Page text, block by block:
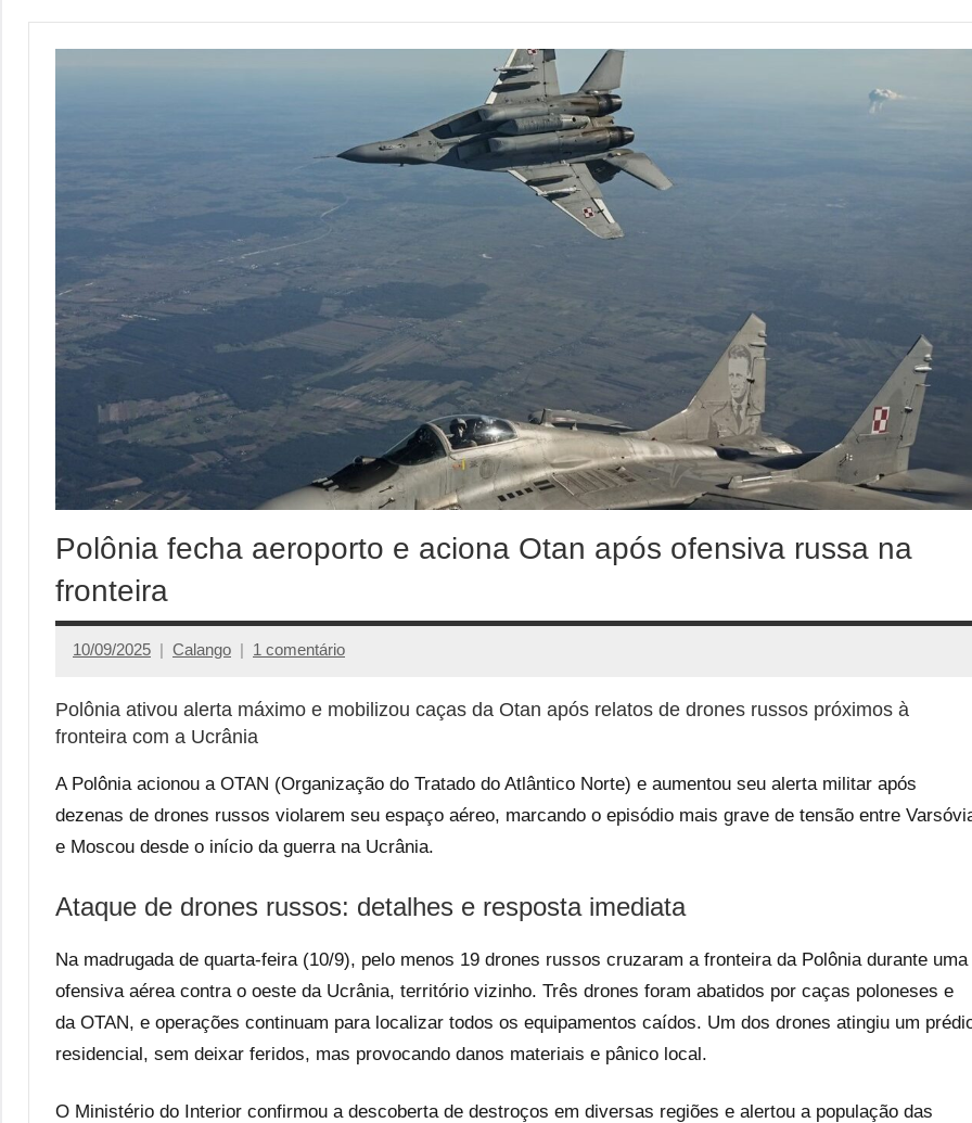
Polônia fecha aeroporto e aciona Otan após ofensiva russa na
fronteira
10/09/2025 Calango 1 comentário
Polônia ativou alerta máximo e mobilizou caças da Otan após relatos de drones russos próximos à
fronteira com a Ucrânia
A Polônia acionou a OTAN (Organização do Tratado do Atlântico Norte) e aumentou seu alerta militar após
dezenas de drones russos violarem seu espaço aéreo, marcando o episódio mais grave de tensão entre
e Moscou desde o início da guerra na Ucrânia.
Ataque de drones russos: detalhes e resposta imediata
Na madrugada de quarta-feira (10/9), pelo menos 19 drones russos cruzaram a fronteira da Polônia durante uma
ofensiva aérea contra o oeste da Ucrânia, território vizinho. Três drones foram abatidos por caças poloneses e
da OTAN, e operações continuam para localizar todos os equipamentos caídos. Um dos drones atingiu um
residencial, sem deixar feridos, mas provocando danos materiais e pânico local.
O Ministério do Interior confirmou a descoberta de destroços em diversas regiões e alertou a população das